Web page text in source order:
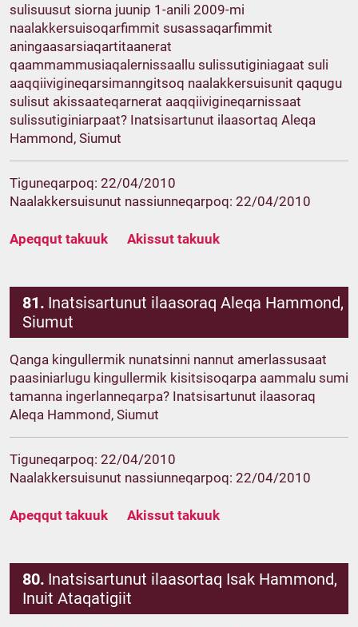
sulisuusut siorna juunip 1-anili 2009-mi
naalakkersuisoqarfimmit susassaqarfimmit
aningaasarsiaqartitaanerat
qaammammusiaqalernissaallu sulissutiginiagaat suli
aaqqiivigineqarsimanngitsoq naalakkersuisunit qaqugu
sulisut akissaateqarnerat aaqqiivigineqarnissaat
sulissutiginiarpaat? Inatsisartunut ilaasortaq Aleqa
Hammond, Siumut
Tiguneqarpoq: 22/04/2010
Naalakkersuisunut nassiunneqarpoq: 22/04/2010
Apeqqut takuuk Akissut takuuk
81. Inatsisartunut ilaasoraq Aleqa Hammond,
Siumut
Qanga kingullermik nunatsinni nannut amerlassusaat
paasiniarlugu kingullermik kisitsisoqarpa aammalu sumi
tamanna ingerlanneqarpa? Inatsisartunut ilaasoraq
Aleqa Hammond, Siumut
Tiguneqarpoq: 22/04/2010
Naalakkersuisunut nassiunneqarpoq: 22/04/2010
Apeqqut takuuk Akissut takuuk
80. Inatsisartunut ilaasortaq Isak Hammond,
Inuit Ataqatigiit